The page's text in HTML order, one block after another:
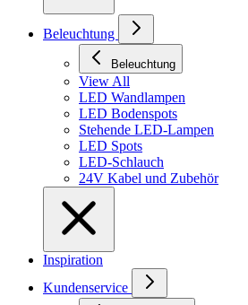
Beleuchtung
Beleuchtung
View All
LED Wandlampen
LED Bodenspots
Stehende LED-Lampen
LED Spots
LED-Schlauch
24V Kabel und Zubehör
Inspiration
Kundenservice